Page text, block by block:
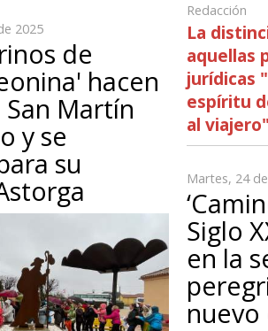
2025
de
hacen
Martín
y se
su
Redacción
La
aquellas
jurídicas
espíritu
al viajero"
Martes, 24
Siglo
en la
nuevo